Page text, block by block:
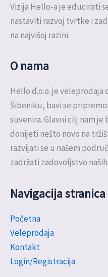
Vizija Hello-a je educirati
nastaviti razvoj tvrtke i
na najvišoj razini.
O nama
Hello d.o.o. je veleprodaja
Šibeniku, bavi se
suvenira. Glavni cilj nam
donijeti nešto novo na
razvijati se u našem
zadržati zadovoljstvo
Navigacija stranica
Početna
Veleprodaja
Kontakt
Login/Registracija